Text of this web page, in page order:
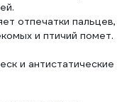
отпечатки пальцев,
и птичий помет.
и антистатические